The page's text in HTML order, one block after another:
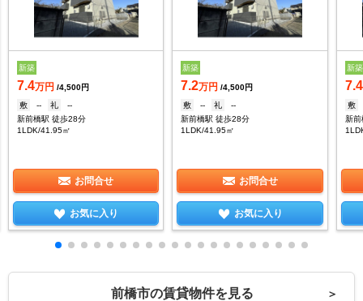
新築
7.4万円 /4,500円
敷
-- 礼
--
新前橋駅 徒歩28分
1LDK/41.95㎡
お問合せ
お気に入り
新築
7.2万円 /4,500円
敷
-- 礼
--
新前橋駅 徒歩28分
1LDK/41.95㎡
お問合せ
お気に入り
新築
7.4
敷
新
前橋市の賃貸物件を見る ＞